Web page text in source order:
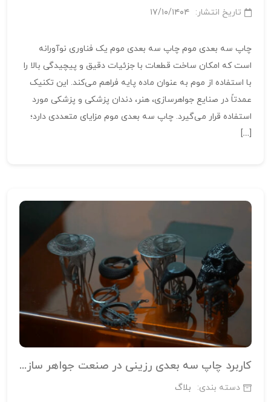
تاریخ انتشار: ۱۷/۱۰/۱۴۰۴
چاپ سه‌ بعدی موم چاپ سه‌ بعدی موم یک فناوری نوآورانه
است که امکان ساخت قطعات با جزئیات دقیق و پیچیدگی بالا را
با استفاده از موم به‌ عنوان ماده پایه فراهم می‌کند. این تکنیک
عمدتاً در صنایع جواهرسازی، هنر، دندان‌ پزشکی و پزشکی مورد
استفاده قرار می‌گیرد. چاپ سه‌ بعدی موم مزایای متعددی دارد؛
[…]
کاربرد چاپ سه‌ بعدی رزینی در صنعت جواهر سازی
دسته بندی:
بلاگ